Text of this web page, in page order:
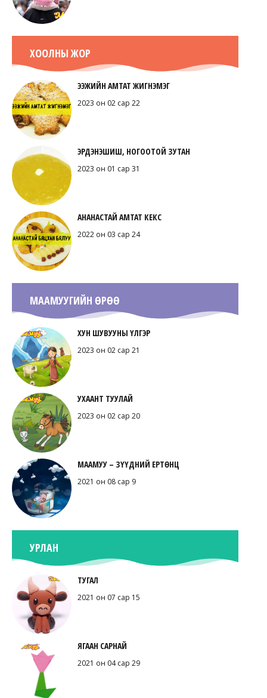
ХООЛНЫ ЖОР
ЭЭЖИЙН АМТАТ ЖИГНЭМЭГ
2023 он 02 сар 22
ЭРДЭНЭШИШ, НОГООТОЙ ЗУТАН
2023 он 01 сар 31
АНАНАСТАЙ АМТАТ КЕКС
2022 он 03 сар 24
МААМУУГИЙН ӨРӨӨ
ХУН ШУВУУНЫ ҮЛГЭР
2023 он 02 сар 21
УХААНТ ТУУЛАЙ
2023 он 02 сар 20
МААМУУ – ЗҮҮДНИЙ ЕРТӨНЦ
2021 он 08 сар 9
УРЛАН
ТУГАЛ
2021 он 07 сар 15
ЯГААН САРНАЙ
2021 он 04 сар 29